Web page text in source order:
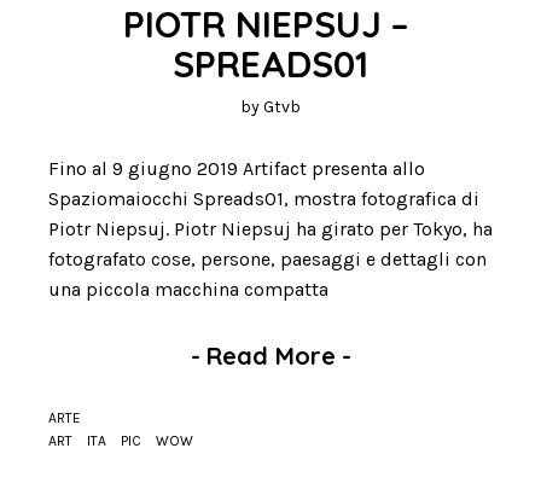
PIOTR NIEPSUJ –
SPREADS01
byGtvb
Fino al 9 giugno 2019 Artifact presenta allo
Spaziomaiocchi Spreads01, mostra fotografica di
Piotr Niepsuj. Piotr Niepsuj ha girato per Tokyo, ha
fotografato cose, persone, paesaggi e dettagli con
una piccola macchina compatta
- Read More -
ARTE
ART
ITA PIC WOW